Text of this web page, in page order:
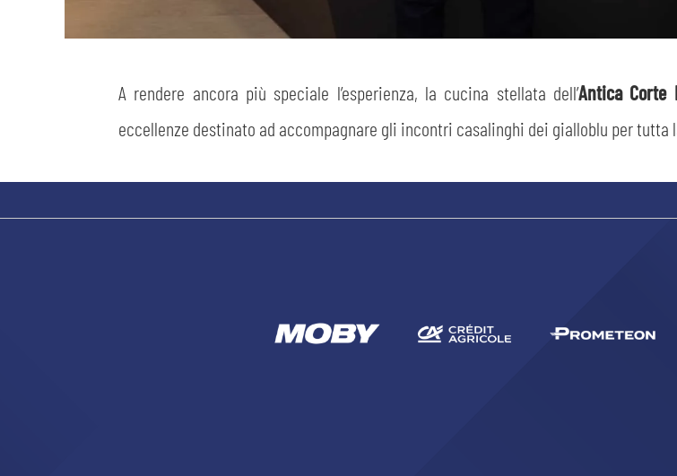
A rendere ancora più speciale l’esperienza, la cucina stellata dell’Antica Corte
eccellenze destinato ad accompagnare gli incontri casalinghi dei gialloblu per tutta